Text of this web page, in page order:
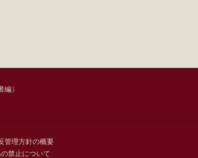
）
管理方針の概要
禁止について